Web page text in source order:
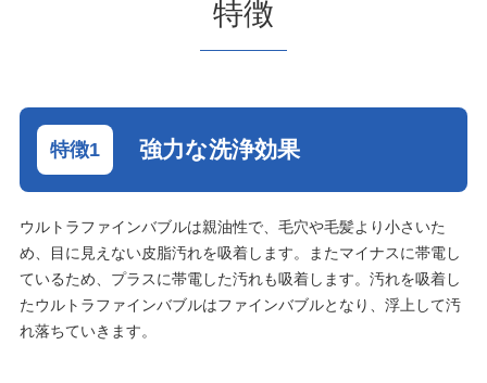
特徴
強力な洗浄効果
ウルトラファインバブルは親油性で、毛穴や毛髪より小さいた
め、目に見えない皮脂汚れを吸着します。またマイナスに帯電し
ているため、プラスに帯電した汚れも吸着します。汚れを吸着し
たウルトラファインバブルはファインバブルとなり、浮上して汚
れ落ちていきます。